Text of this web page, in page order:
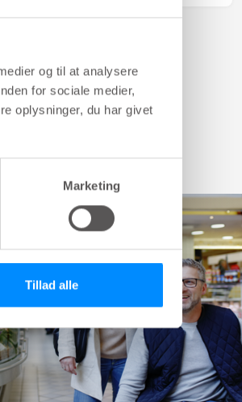
og til at analysere
for sociale medier,
oplysninger, du har givet
Marketing
Tillad alle